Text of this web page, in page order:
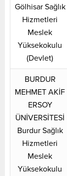
Gölhisar Sağlık
Hizmetleri
Meslek
Yüksekokulu
(Devlet)
BURDUR
MEHMET AKİF
ERSOY
ÜNİVERSİTESİ
Burdur Sağlık
Hizmetleri
Meslek
Yüksekokulu